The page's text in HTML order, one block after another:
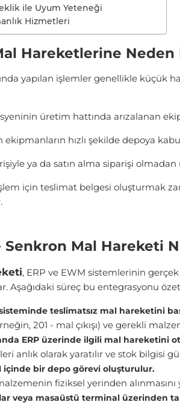
ile Uyum Yeteneği
Hizmetleri
Hareketlerine
yapılan işlemler genellikle küçük
üretim hattında arızalanan
ekipmanların hızlı şekilde depoya
ya da satın alma siparişi olmadan
için teslimat belgesi oluşturmak
Senkron Mal Hareketi
, ERP ve EWM sistemlerinin
Aşağıdaki süreç bu entegrasyonu
sisteminde teslimatsız mal hareketini
201 - mal çıkışı) ve gerekli
ERP üzerinde ilgili mal hareketini
anlık olarak yaratılır ve stok bilgisi
içinde bir depo görevi oluşturulur.
fiziksel yerinden
veya masaüstü terminal üzerinden